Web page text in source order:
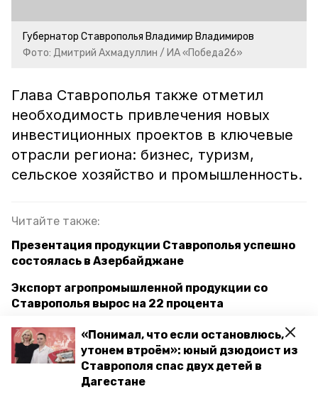
«Понимал, что если остановлюсь,
утонем втроём»: юный дзюдоист из
Ставрополя спас двух детей в
Дагестане
Губернатор Ставрополья Владимир Владимиров
Фото: Дмитрий Ахмадуллин / ИА «Победа26»
Глава Ставрополья также отметил
необходимость привлечения новых
инвестиционных проектов в ключевые
отрасли региона: бизнес, туризм,
сельское хозяйство и промышленность.
Читайте также:
Презентация продукции Ставрополья успешно
состоялась в Азербайджане
Экспорт агропромышленной продукции со
Ставрополья вырос на 22 процента
ставрополь ставропольский край
губернатор владимир владимиров